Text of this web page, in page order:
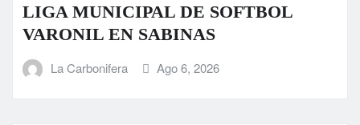
LIGA MUNICIPAL DE SOFTBOL
VARONIL EN SABINAS
La Carbonifera Ago 6, 2026